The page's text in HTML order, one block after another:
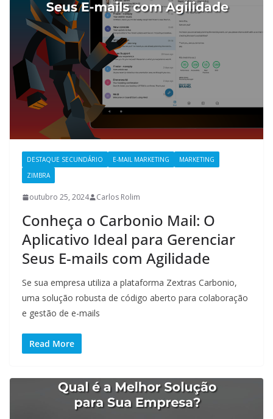
DESTAQUE SECUNDÁRIO E-MAIL MARKETING
MARKETING
ZIMBRA
outubro 25, 2024 Carlos Rolim
Conheça o Carbonio Mail: O
Aplicativo Ideal para Gerenciar
Seus E-mails com Agilidade
Se sua empresa utiliza a plataforma Zextras Carbonio,
uma solução robusta de código aberto para colaboração
e gestão de e-mails
Read More